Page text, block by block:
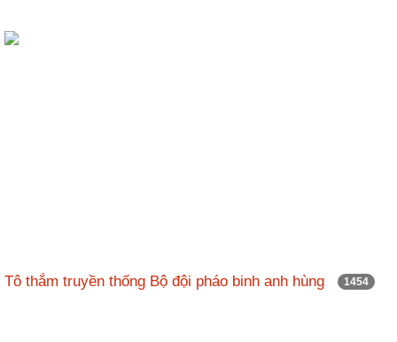
Tô thắm truyền thống Bộ đội pháo binh anh hùng 1454